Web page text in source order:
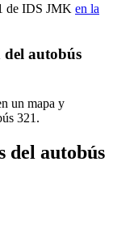
de IDS JMK en la
del autobús
un mapa y
321.
del autobús